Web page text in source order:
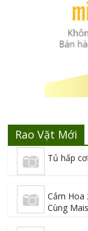
Rao Vặt Mới
Tủ hấp
Cắm Hoa
Cùng